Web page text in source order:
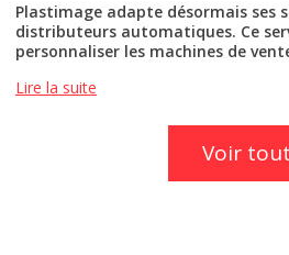
Plastimage adapte désormais ses
distributeurs automatiques. Ce
personnaliser les machines de
Lire la suite
Voir tout